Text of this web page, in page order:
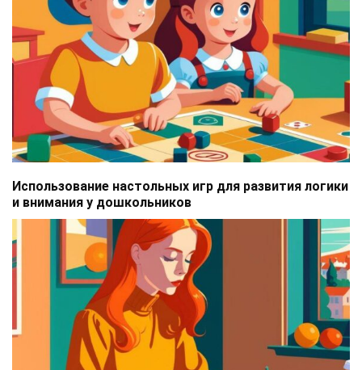
Использование настольных игр для развития логики
и внимания у дошкольников